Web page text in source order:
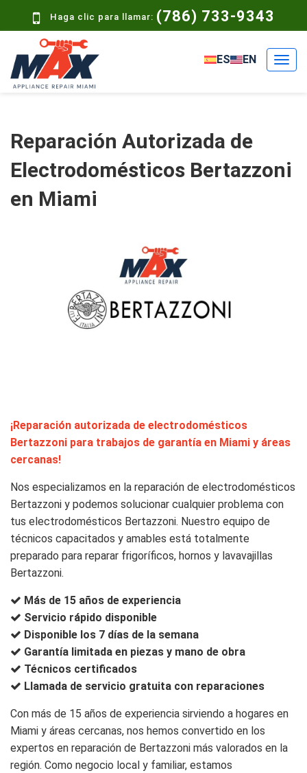
Haga clic para llamar: (786) 733-9343
ES EN
Reparación Autorizada de
Electrodomésticos Bertazzoni
en Miami
¡Reparación autorizada de electrodomésticos
Bertazzoni para trabajos de garantía en Miami y áreas
cercanas!
Nos especializamos en la reparación de electrodomésticos
Bertazzoni y podemos solucionar cualquier problema con
tus electrodomésticos Bertazzoni. Nuestro equipo de
técnicos capacitados y amables está totalmente
preparado para reparar frigoríficos, hornos y lavavajillas
Bertazzoni.
Más de 15 años de experiencia
Servicio rápido disponible
Disponible los 7 días de la semana
Garantía limitada en piezas y mano de obra
Técnicos certificados
Llamada de servicio gratuita con reparaciones
Con más de 15 años de experiencia sirviendo a hogares en
Miami y áreas cercanas, nos hemos convertido en los
expertos en reparación de Bertazzoni más valorados en la
región. Como negocio local y familiar, estamos